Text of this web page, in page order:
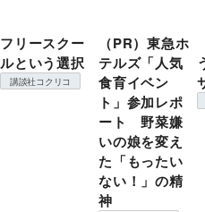
フリースクー
ルという選択
講談社コクリコ
（PR）東急ホ
テルズ「人気
食育イベン
ト」参加レポ
ート 野菜嫌
いの娘を変え
た「もったい
ない！」の精
神